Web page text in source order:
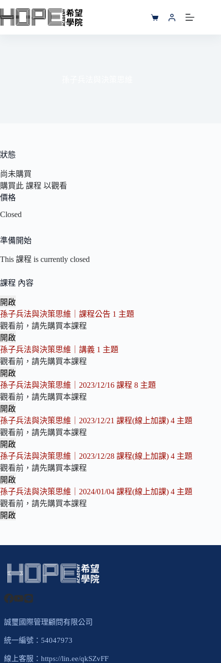
至
購
狀態
尚未購買
購買此 課程 以觀看
價格
Closed
準備開始
This 課程 is currently closed
課程 內容
開啟
章
節
孫子兵法與決策思維｜課程公告 1 主題
觀看前，請先購買本課程
開啟
孫
子
兵
法
與
決
策
思
維
｜
課
程
公
告
孫子兵法與決策思維｜講義 1 主題
觀看前，請先購買本課程
開啟
孫
子
兵
法
與
決
策
思
維
｜
講
義
孫子兵法與決策思維｜2023/12/16 課程 8 主題
觀看前，請先購買本課程
開啟
孫
子
兵
法
與
決
策
思
維
課
孫子兵法與決策思維｜2023/12/21 課程(線上加課) 4 主題
觀看前，請先購買本課程
開啟
孫
子
兵
法
與
決
｜
2023/12/21
課
程
上
課)
孫子兵法與決策思維｜2023/12/28 課程(線上加課) 4 主題
觀看前，請先購買本課程
開啟
孫
子
兵
策
思
維
｜
課
(線
上
孫子兵法與決策思維｜2024/01/04 課程(線上加課) 4 主題
觀看前，請先購買本課程
開啟
法
與
決
策
維
2024/01/04
課
誠璽國際管理顧問有限公司
統一編號：54047973
線上客服： https://lin.ee/qkSZvFF